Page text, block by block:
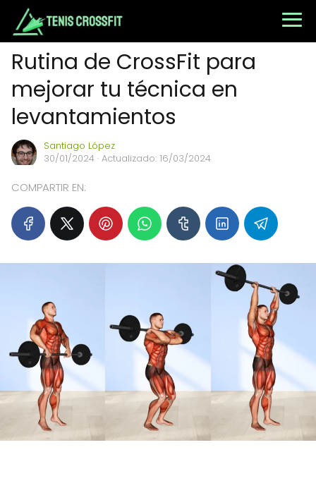
Rutina de CrossFit para
mejorar tu técnica en
levantamientos
Santiago López
30/01/2024 · Actualizado: 16/03/2024
COMPARTIR EN: